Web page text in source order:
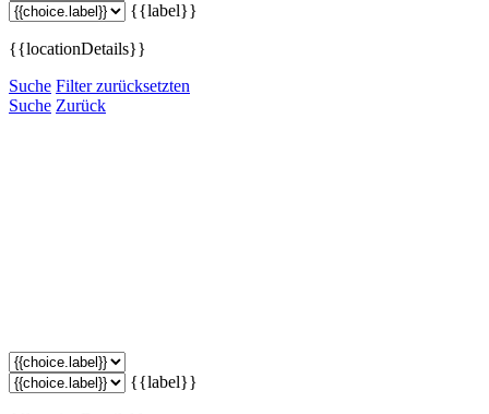
{{label}}
{{locationDetails}}
Suche Filter zurücksetzten
Suche Zurück
{{label}}